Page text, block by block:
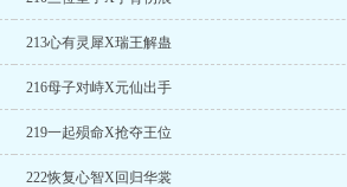
213心有灵犀X瑞王解蛊
216母子对峙X元仙出手
219一起殒命X抢夺王位
222恢复心智X回归华裳